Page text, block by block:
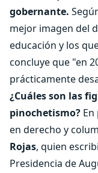
gobernante.
mejor imagen del
educación y los
concluye que "en
prácticamente
¿Cuáles son las
pinochetismo?
en derecho y
Rojas, quien
Presidencia de